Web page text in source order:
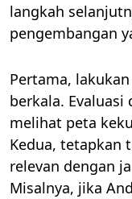
langkah
pengembangan
Pertama,
berkala.
melihat peta
Kedua, tetapkan
relevan dengan
Misalnya, jika